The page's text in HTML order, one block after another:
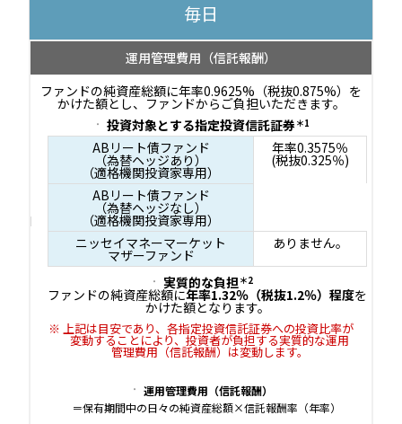
毎日
運用管理費用 （信託報酬）
ファンドの純資産総額に年率0.9625%（税抜0.875%）を
かけた額とし、ファンドからご負担いただきます。
投資対象とする指定投資信託証券＊1
ABリート債ファンド
（為替ヘッジあり）
（適格機関投資家専用）
年率0.3575％
(税抜0.325％)
ABリート債ファンド
（為替ヘッジなし）
（適格機関投資家専用）
ニッセイマネーマーケット
マザーファンド
ありません。
実質的な負担＊2
ファンドの純資産総額に年率1.32％（税抜1.2％）程度を
かけた額となります。
上記は目安であり、各指定投資信託証券への投資比率が
変動することにより、投資者が負担する実質的な運用
管理費用（信託報酬）は変動します。
運用管理費用（信託報酬）
＝保有期間中の日々の純資産総額×信託報酬率（年率）